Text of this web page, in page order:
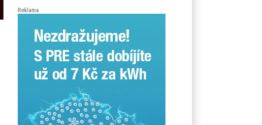
posledních 10 let (2016–2026).
Reklama